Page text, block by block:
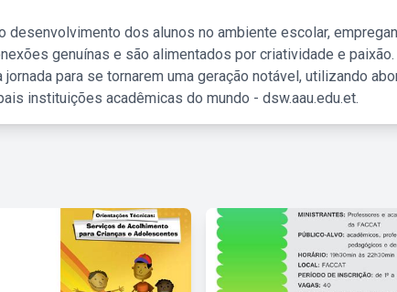
desenvolvimento dos alunos no ambiente escolar,
genuínas e são alimentados por criatividade e paixão.
para se tornarem uma geração notável, utilizando
instituições acadêmicas do mundo - dsw.aau.edu.et.